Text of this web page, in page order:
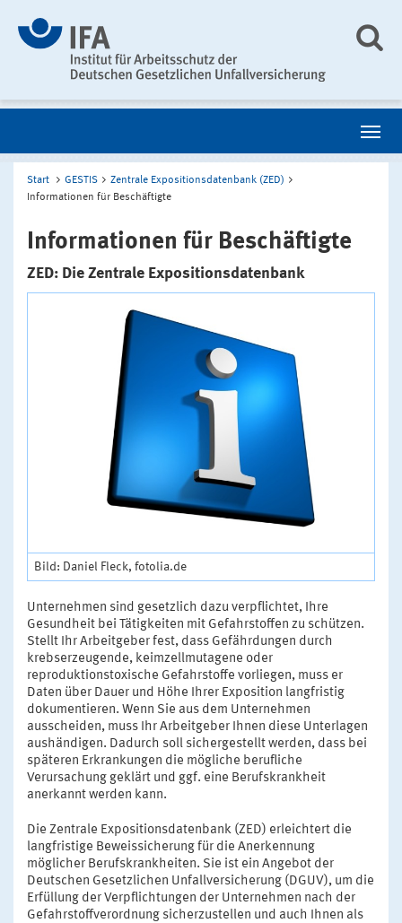
Start GESTIS
Zentrale Expositionsdatenbank (ZED)
Informationen für Beschäftigte
Informationen für Beschäftigte
ZED: Die Zentrale Expositionsdatenbank
Bild: Daniel Fleck, fotolia.de
Unternehmen sind gesetzlich dazu verpflichtet, Ihre
Gesundheit bei Tätigkeiten mit Gefahrstoffen zu schützen.
Stellt Ihr Arbeitgeber fest, dass Gefährdungen durch
krebserzeugende, keimzellmutagene oder
reproduktionstoxische Gefahrstoffe vorliegen, muss er
Daten über Dauer und Höhe Ihrer Exposition langfristig
dokumentieren. Wenn Sie aus dem Unternehmen
ausscheiden, muss Ihr Arbeitgeber Ihnen diese Unterlagen
aushändigen. Dadurch soll sichergestellt werden, dass bei
späteren Erkrankungen die mögliche berufliche
Verursachung geklärt und ggf. eine Berufskrankheit
anerkannt werden kann.
Die Zentrale Expositionsdatenbank (ZED) erleichtert die
langfristige Beweissicherung für die Anerkennung
möglicher Berufskrankheiten. Sie ist ein Angebot der
Deutschen Gesetzlichen Unfallversicherung (DGUV), um die
Erfüllung der Verpflichtungen der Unternehmen nach der
Gefahrstoffverordnung sicherzustellen und auch Ihnen als